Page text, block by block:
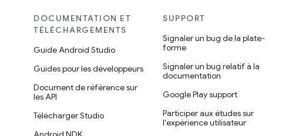
DOCUMENTATION ET
TÉLÉCHARGEMENTS
Guide Android Studio
Guides pour les développeurs
Document de référence sur
les API
Télécharger Studio
SUPPORT
Signaler un bug de la plate-
forme
Signaler un bug relatif à la
documentation
Google Play support
Participer aux études sur
l'expérience utilisateur